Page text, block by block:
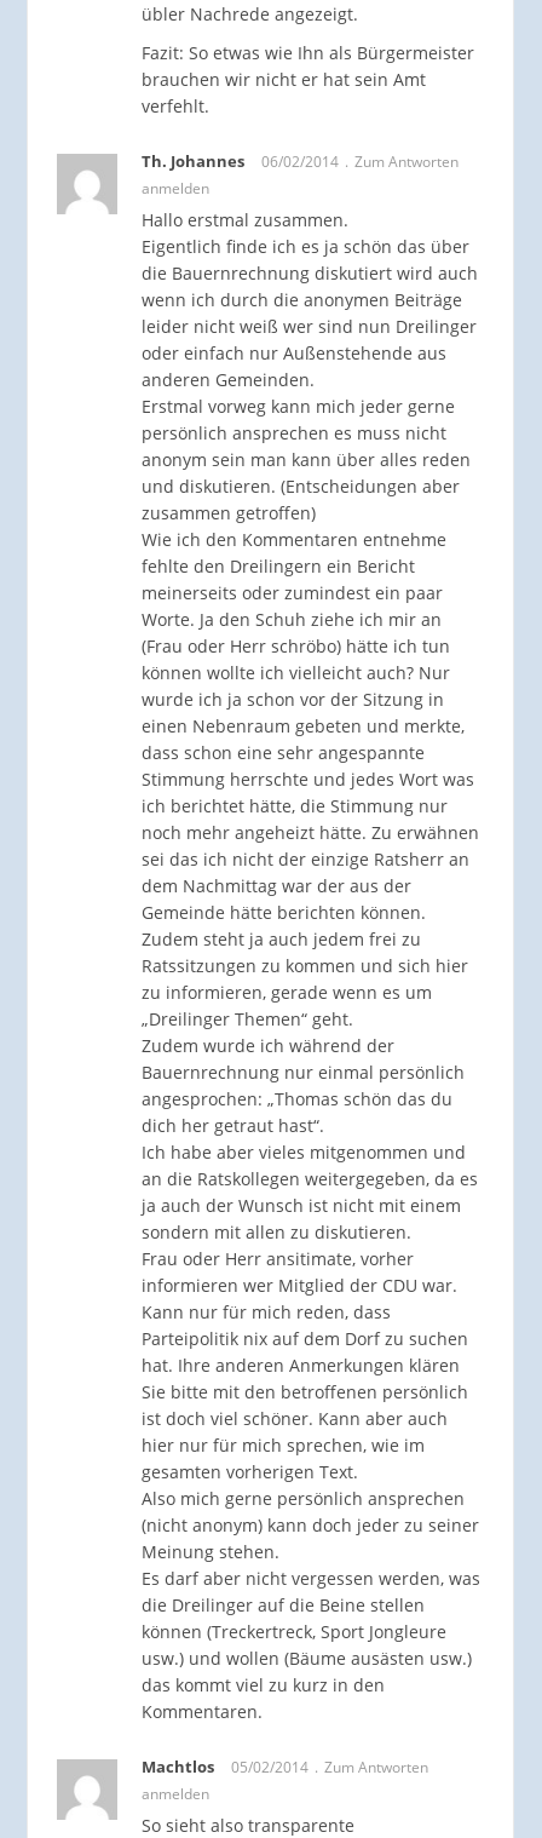
übler Nachrede angezeigt.
Fazit: So etwas wie Ihn als Bürgermeister
brauchen wir nicht er hat sein Amt
verfehlt.
Th. Johannes 06/02/2014
Zum Antworten
anmelden
Hallo erstmal zusammen.
Eigentlich finde ich es ja schön das über
die Bauernrechnung diskutiert wird auch
wenn ich durch die anonymen Beiträge
leider nicht weiß wer sind nun Dreilinger
oder einfach nur Außenstehende aus
anderen Gemeinden.
Erstmal vorweg kann mich jeder gerne
persönlich ansprechen es muss nicht
anonym sein man kann über alles reden
und diskutieren. (Entscheidungen aber
zusammen getroffen)
Wie ich den Kommentaren entnehme
fehlte den Dreilingern ein Bericht
meinerseits oder zumindest ein paar
Worte. Ja den Schuh ziehe ich mir an
(Frau oder Herr schröbo) hätte ich tun
können wollte ich vielleicht auch? Nur
wurde ich ja schon vor der Sitzung in
einen Nebenraum gebeten und merkte,
dass schon eine sehr angespannte
Stimmung herrschte und jedes Wort was
ich berichtet hätte, die Stimmung nur
noch mehr angeheizt hätte. Zu erwähnen
sei das ich nicht der einzige Ratsherr an
dem Nachmittag war der aus der
Gemeinde hätte berichten können.
Zudem steht ja auch jedem frei zu
Ratssitzungen zu kommen und sich hier
zu informieren, gerade wenn es um
„Dreilinger Themen“ geht.
Zudem wurde ich während der
Bauernrechnung nur einmal persönlich
angesprochen: „Thomas schön das du
dich her getraut hast“.
Ich habe aber vieles mitgenommen und
an die Ratskollegen weitergegeben, da es
ja auch der Wunsch ist nicht mit einem
sondern mit allen zu diskutieren.
Frau oder Herr ansitimate, vorher
informieren wer Mitglied der CDU war.
Kann nur für mich reden, dass
Parteipolitik nix auf dem Dorf zu suchen
hat. Ihre anderen Anmerkungen klären
Sie bitte mit den betroffenen persönlich
ist doch viel schöner. Kann aber auch
hier nur für mich sprechen, wie im
gesamten vorherigen Text.
Also mich gerne persönlich ansprechen
(nicht anonym) kann doch jeder zu seiner
Meinung stehen.
Es darf aber nicht vergessen werden, was
die Dreilinger auf die Beine stellen
können (Treckertreck, Sport Jongleure
usw.) und wollen (Bäume ausästen usw.)
das kommt viel zu kurz in den
Kommentaren.
Machtlos 05/02/2014
Zum Antworten
anmelden
So sieht also transparente